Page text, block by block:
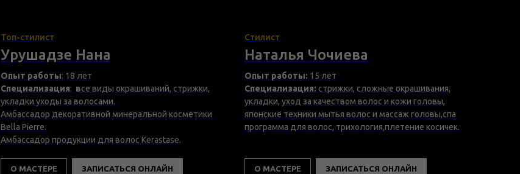
Топ-стилист
Урушадзе Нана
Опыт работы: 18 лет
Специализация: все виды окрашиваний, стрижки,
укладки уходы за волосами.
Амбассадор декоративной минеральной косметики
Bella Pierre.
Амбассадор продукции для волос Kerastase.
О МАСТЕРЕ ЗАПИСАТЬСЯ ОНЛАЙН
Стилист
Наталья Чочиева
Опыт работы: 15 лет
Специализация: стрижки, сложные окрашивания,
укладки, уход за качеством волос и кожи головы,
японские техники мытья волос и массаж головы,спа
программа для волос, трихология,плетение косичек.
О МАСТЕРЕ ЗАПИСАТЬСЯ ОНЛАЙН